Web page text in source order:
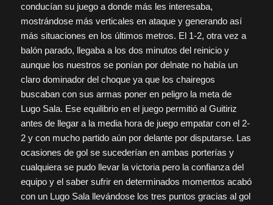
conducían su juego a donde más les interesaba,
mostrándose más verticales en ataque y generando así
más situaciones en los últimos metros. El 1-2, otra vez a
balón parado, llegaba a los dos minutos del reinicio y
aunque los nuestros se ponían por delnate no había un
claro dominador del choque ya que los chairegos
buscaban con sus armas poner en peligro la meta de
Lugo Sala. Ese equilibrio en el juego permitió al Guitiriz
antes de llegar a la media hora de juego empatar con el 2-
2 y con mucho partido aún por delante por disputarse. Las
ocasiones de gol se sucederían en ambas porterías y
cualquiera se pudo llevar la victoria pero la confianza del
equipo y el saber sufrir en determinados momentos acabó
con un Lugo Sala llevándose los tres puntos gracias al gol